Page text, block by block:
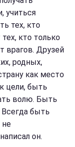
учиться
тех, кто
кто только
врагов. Друзей
родных,
как место
цели, быть
волю. Быть
быть
не
он.